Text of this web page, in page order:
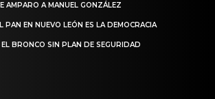
AMPARO A MANUEL GONZÁLEZ
PAN EN NUEVO LEÓN ES LA DEMOCRACIA
BRONCO SIN PLAN DE SEGURIDAD